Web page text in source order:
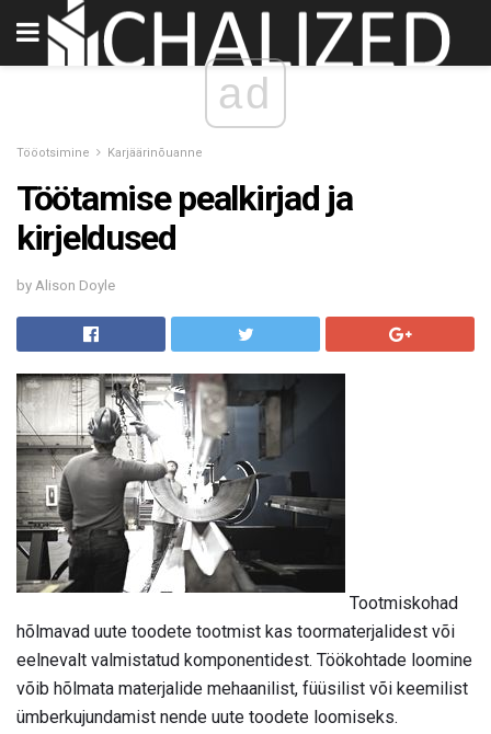
ad
Tööotsimine Karjäärinõuanne
Töötamise pealkirjad ja
kirjeldused
by Alison Doyle
Tootmiskohad
hõlmavad uute toodete tootmist kas toormaterjalidest või
eelnevalt valmistatud komponentidest. Töökohtade loomine
võib hõlmata materjalide mehaanilist, füüsilist või keemilist
ümberkujundamist nende uute toodete loomiseks.